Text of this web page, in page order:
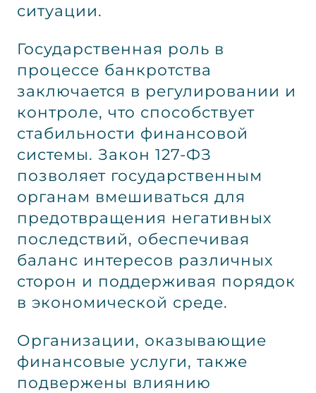
ситуации.
Государственная роль в
процессе банкротства
заключается в регулировании и
контроле, что способствует
стабильности финансовой
системы. Закон 127-ФЗ
позволяет государственным
органам вмешиваться для
предотвращения негативных
последствий, обеспечивая
баланс интересов различных
сторон и поддерживая порядок
в экономической среде.
Организации, оказывающие
финансовые услуги, также
подвержены влиянию